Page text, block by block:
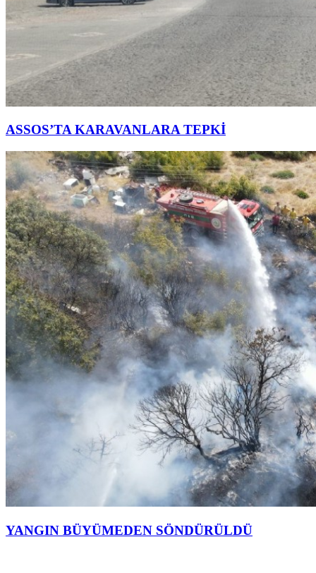
ASSOS’TA KARAVANLARA TEPKİ
YANGIN BÜYÜMEDEN SÖNDÜRÜLDÜ